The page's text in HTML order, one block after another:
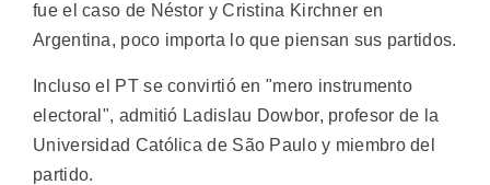
fue el caso de Néstor y Cristina Kirchner en
Argentina, poco importa lo que piensan sus partidos.
Incluso el PT se convirtió en "mero instrumento
electoral", admitió Ladislau Dowbor, profesor de la
Universidad Católica de São Paulo y miembro del
partido.